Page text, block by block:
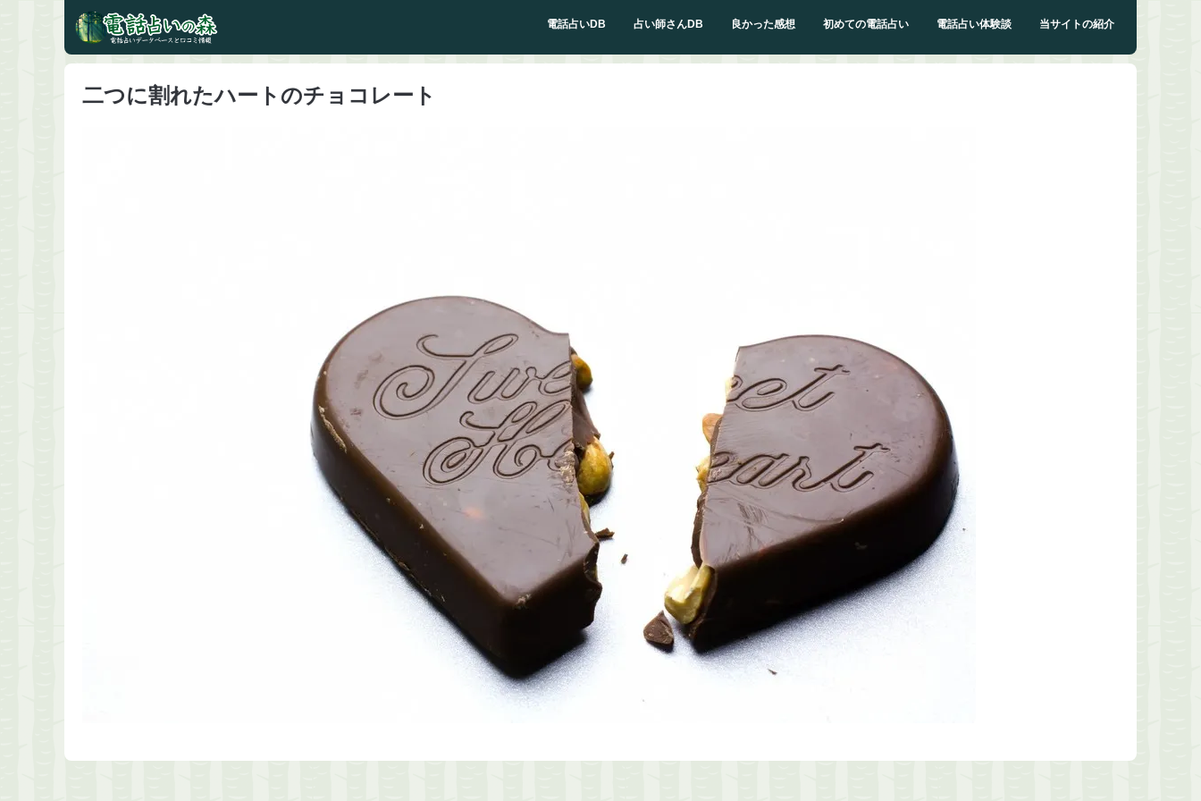
電話占いDB 占い師さんDB 良かった感想 初めての電話占い 電話占い体験談 当サイトの紹介
二つに割れたハートのチョコレート